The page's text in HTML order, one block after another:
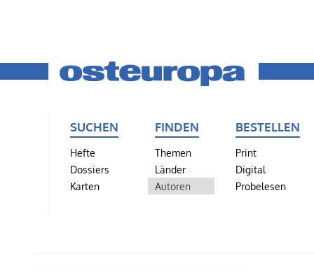
SUCHEN
Hefte
Dossiers
Karten
FINDEN
Themen
Länder
Autoren
BESTELLEN
Print
Digital
Probelesen